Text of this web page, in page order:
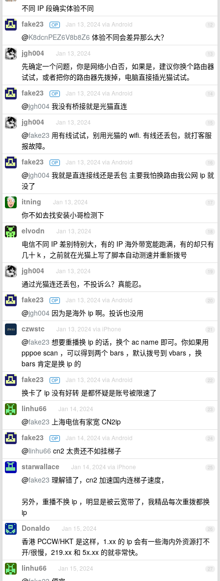
不同 IP 段确实体验不同
12
fake23 OP Jan 13, 2024 via Android
@K8dcnPEZ6V8b8Z6 体验不同会差异那么大？
13
jgh004 Jan 13, 2024
先确定一个问题，你是网络小白否，如果是，建议你换个路由器
试试，或者把你的路由器先拨掉，电脑直接插光猫试试。
14
fake23 OP Jan 13, 2024 via Android
@jgh004 我没有桥接就是光猫直连
15
jgh004 Jan 13, 2024
@fake23 用有线试试，别用光猫的 wifi. 有线还丢包，就打客服
报故障。
16
fake23 OP Jan 13, 2024 via Android
@jgh004 我就是直连接线还是丢包 主要我怕换路由我公网 ip 就
没了
17
itning Jan 13, 2024
你不如去找安装小哥检测下
18
elvodn Jan 13, 2024
电信不同 IP 差别特别大，有的 IP 海外带宽能跑满，有的却只有
几十 k ，之前就在光猫上写了脚本自动测速并重新拨号
19
jgh004 Jan 13, 2024
通过光猫连还丢包，不投诉么？真能忍。
20
fake23 OP Jan 13, 2024 via Android
@jgh004 因为是海外 ip 啊。投诉也没用
21
czwstc Jan 13, 2024 via iPhone
@fake23 想要重播换 ip 的话，换个 ac name 即可。你如果用
pppoe scan ，可以得到两个 bars ，默认拨号到 vbars ，换
bars 肯定是换 ip 的
22
fake23 OP Jan 13, 2024 via Android
换卡了 ip 没有好转 是都怀疑是账号被限速了
23
linhu66 Jan 14, 2024
@fake23 上海电信有家宽 CN2ip
24
fake23 OP Jan 14, 2024 via Android
@linhu66 cn2 太贵还不如挂梯子
25
starwallace Jan 14, 2024 via iPhone
@fake23 理解错了，cn2 加速国内连梯子速度，
另外，重播不换 ip ，明显是被云宽带了，我精品每次重拨都换
ip
26
Donaldo Jan 15, 2024
香港 PCCW/HKT 是这样，1.xx 的 ip 会有一些海内外资源打不
开/很慢，219.xx 和 5x.xx 的就非常快。
27
linhu66 Jan 15, 2024